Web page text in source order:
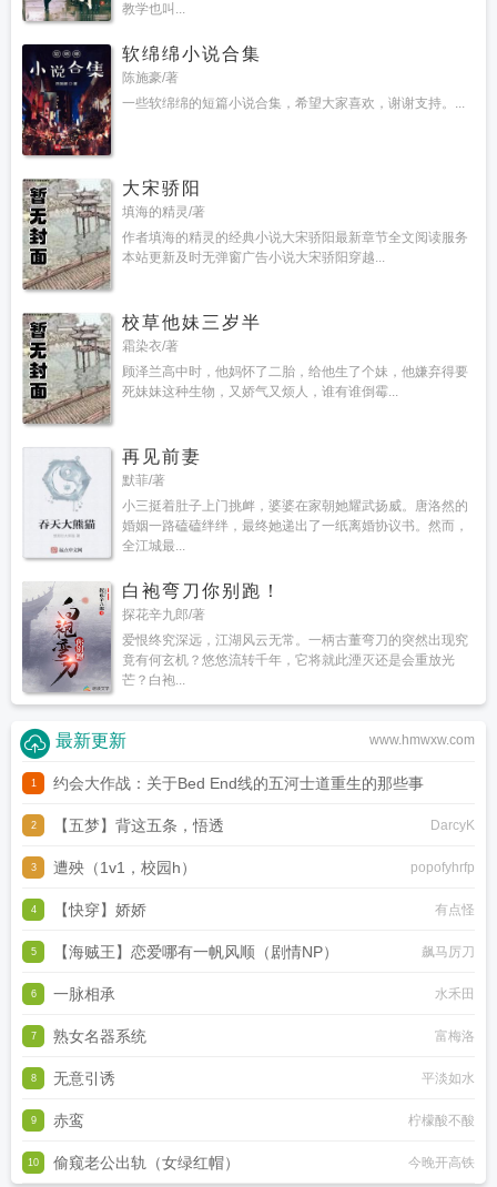
教学也叫...
软绵绵小说合集
陈施豪/著
一些软绵绵的短篇小说合集，希望大家喜欢，谢谢支持。...
大宋骄阳
填海的精灵/著
作者填海的精灵的经典小说大宋骄阳最新章节全文阅读服务
本站更新及时无弹窗广告小说大宋骄阳穿越...
校草他妹三岁半
霜染衣/著
顾泽兰高中时，他妈怀了二胎，给他生了个妹，他嫌弃得要
死妹妹这种生物，又娇气又烦人，谁有谁倒霉...
再见前妻
默菲/著
小三挺着肚子上门挑衅，婆婆在家朝她耀武扬威。唐洛然的
婚姻一路磕磕绊绊，最终她递出了一纸离婚协议书。然而，
全江城最...
白袍弯刀你别跑！
探花辛九郎/著
爱恨终究深远，江湖风云无常。一柄古董弯刀的突然出现究
竟有何玄机？悠悠流转千年，它将就此湮灭还是会重放光
芒？白袍...
www.hmwxw.com
最新更新
1 约会大作战：关于Bed End线的五河士道重生的那些事
虚无圣母
2 【五梦】背这五条，悟透 DarcyK
3 遭殃（1v1，校园h） popofyhrfp
4 【快穿】娇娇 有点怪
5 【海贼王】恋爱哪有一帆风顺（剧情NP） 飙马厉刀
6 一脉相承 水禾田
7 熟女名器系统 富梅洛
8 无意引诱 平淡如水
9 赤鸾 柠檬酸不酸
10 偷窥老公出轨（女绿红帽） 今晚开高铁